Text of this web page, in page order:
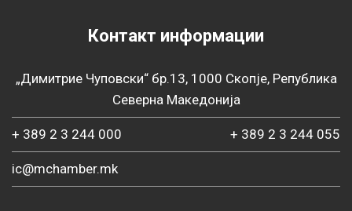
Контакт информации
„Димитрие Чуповски“ бр.13, 1000 Скопје, Република
Северна Македонија
+ 389 2 3 244 000 + 389 2 3 244 055
ic@mchamber.mk